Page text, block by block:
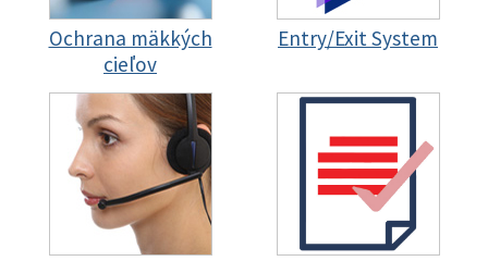
Ochrana mäkkých
cieľov
Entry/Exit System